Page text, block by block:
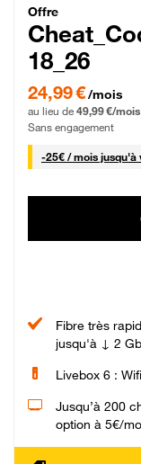
Offre
18_26
24,99 € par mois
24,99 €/mois
au lieu de 49,99 €/mois
Sans engagement
-25€ / mois25 € par
jusqu'à
Fibre très
jusqu'à ↓ 2
Livebox 6 :
Jusqu’à 200
option à 5€/